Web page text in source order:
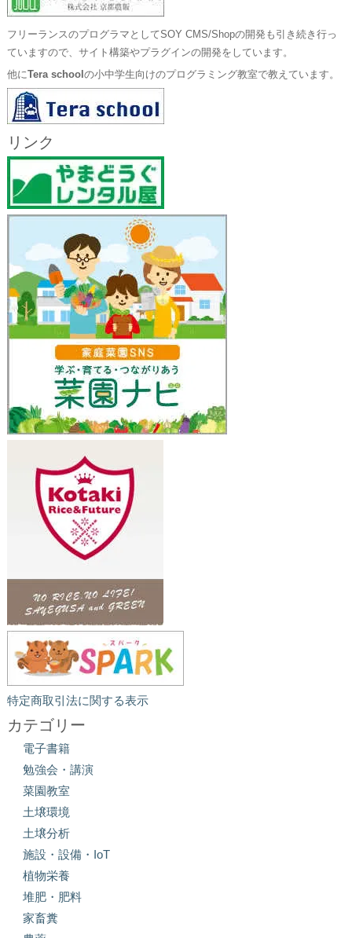
フリーランスのプログラマとしてSOY CMS/Shopの開発も引き続き行っ
ていますので、サイト構築やプラグインの開発をしています。
他にTera school の小中学生向けのプログラミング教室で教えています。
リンク
特定商取引法に関する表示
カテゴリー
電子書籍
勉強会・講演
菜園教室
土壌環境
土壌分析
施設・設備・IoT
植物栄養
堆肥・肥料
家畜糞